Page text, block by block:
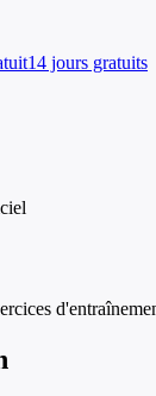
14 jours gratuits